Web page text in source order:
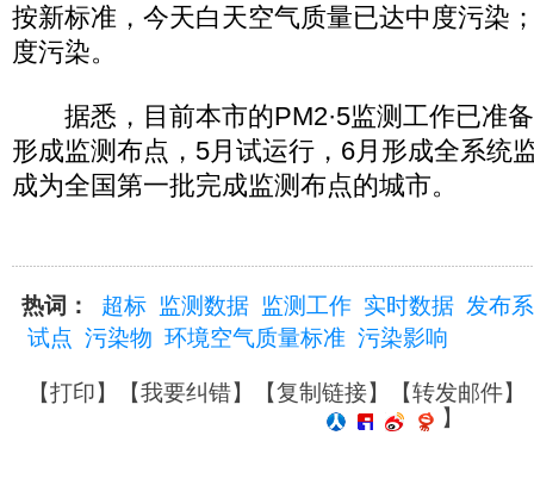
按新标准，今天白天空气质量已达中度污染
度污染。
据悉，目前本市的PM2·5监测工作已准
形成监测布点，5月试运行，6月形成全系统
成为全国第一批完成监测布点的城市。
热词： 超标 监测数据 监测工作 实时数据 发布
试点 污染物 环境空气质量标准 污染影响
【打印】【我要纠错】【复制链接】【转发邮件】
】